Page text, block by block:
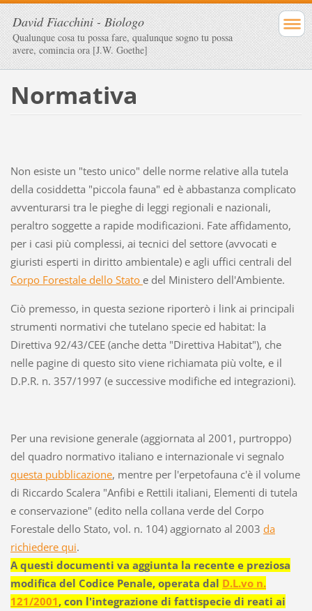
David Fiacchini - Biologo
Qualunque cosa tu possa fare, qualunque sogno tu possa
avere, comincia ora [J.W. Goethe]
Normativa
Non esiste un "testo unico" delle norme relative alla tutela
della cosiddetta "piccola fauna" ed è abbastanza complicato
avventurarsi tra le pieghe di leggi regionali e nazionali,
peraltro soggette a rapide modificazioni. Fate affidamento,
per i casi più complessi, ai tecnici del settore (avvocati e
giuristi esperti in diritto ambientale) e agli uffici centrali del
Corpo Forestale dello Stato e del Ministero dell'Ambiente.
Ciò premesso, in questa sezione riporterò i link ai principali
strumenti normativi che tutelano specie ed habitat: la
Direttiva 92/43/CEE (anche detta "Direttiva Habitat"), che
nelle pagine di questo sito viene richiamata più volte, e il
D.P.R. n. 357/1997 (e successive modifiche ed integrazioni).
Per una revisione generale (aggiornata al 2001, purtroppo)
del quadro normativo italiano e internazionale vi segnalo
questa pubblicazione, mentre per l'erpetofauna c'è il volume
di Riccardo Scalera "Anfibi e Rettili italiani, Elementi di tutela
e conservazione" (edito nella collana verde del Corpo
Forestale dello Stato, vol. n. 104) aggiornato al 2003 da
richiedere qui.
A questi documenti va aggiunta la recente e preziosa
modifica del Codice Penale, operata dal D.L.vo n.
121/2001, con l'integrazione di fattispecie di reati ai